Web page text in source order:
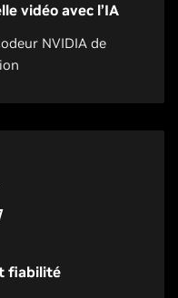
vidéo avec l’IA
NVIDIA de
fiabilité